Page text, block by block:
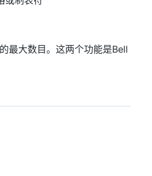
最大数目。这两个功能是Bell